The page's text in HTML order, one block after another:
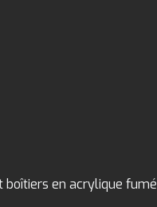
boîtiers en acrylique fumé